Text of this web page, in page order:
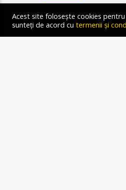
Acest site folosește cookies
sunteți de acord cu termenii și